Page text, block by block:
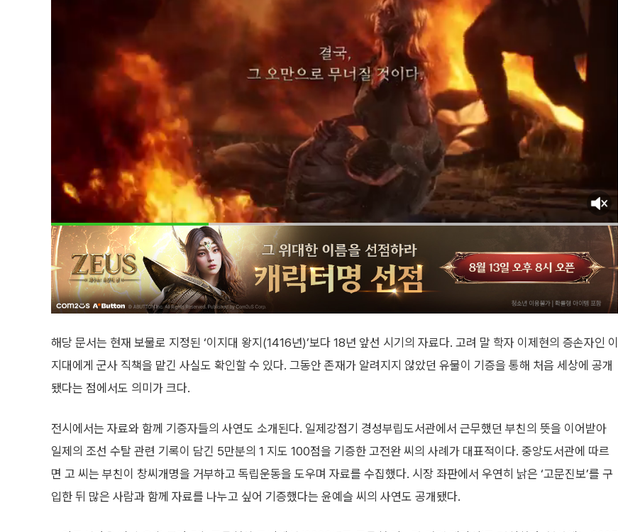
해당 문서는 현재 보물로 지정된 ‘이지대 왕지(1416년)’보다 18년 앞선 시기의 자료다. 고려 말 학자 이제현의 증손자인 이
지대에게 군사 직책을 맡긴 사실도 확인할 수 있다. 그동안 존재가 알려지지 않았던 유물이 기증을 통해 처음 세상에 공개
됐다는 점에서도 의미가 크다.
전시에서는 자료와 함께 기증자들의 사연도 소개된다. 일제강점기 경성부립도서관에서 근무했던 부친의 뜻을 이어받아
일제의 조선 수탈 관련 기록이 담긴 5만분의 1 지도 100점을 기증한 고전완 씨의 사례가 대표적이다. 중앙도서관에 따르
면 고 씨는 부친이 창씨개명을 거부하고 독립운동을 도우며 자료를 수집했다. 시장 좌판에서 우연히 낡은 ‘고문진보’를 구
입한 뒤 많은 사람과 함께 자료를 나누고 싶어 기증했다는 윤예슬 씨의 사연도 공개됐다.